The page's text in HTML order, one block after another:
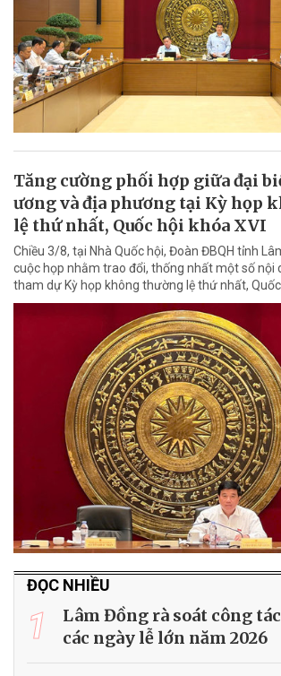
Tăng cường phối hợp giữa đại
ương và địa phương tại Kỳ họp
lệ thứ nhất, Quốc hội khóa XVI
Chiều 3/8, tại Nhà Quốc hội, Đoàn ĐBQH tỉnh
cuộc họp nhằm trao đổi, thống nhất một số nội
tham dự Kỳ họp không thường lệ thứ nhất, Quốc
ĐỌC NHIỀU
1
Lâm Đồng rà soát công
các ngày lễ lớn năm 2026